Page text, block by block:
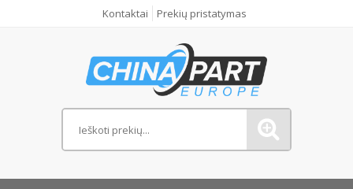
Kontaktai Prekių pristatymas